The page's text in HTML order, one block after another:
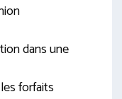
dans une
forfaits